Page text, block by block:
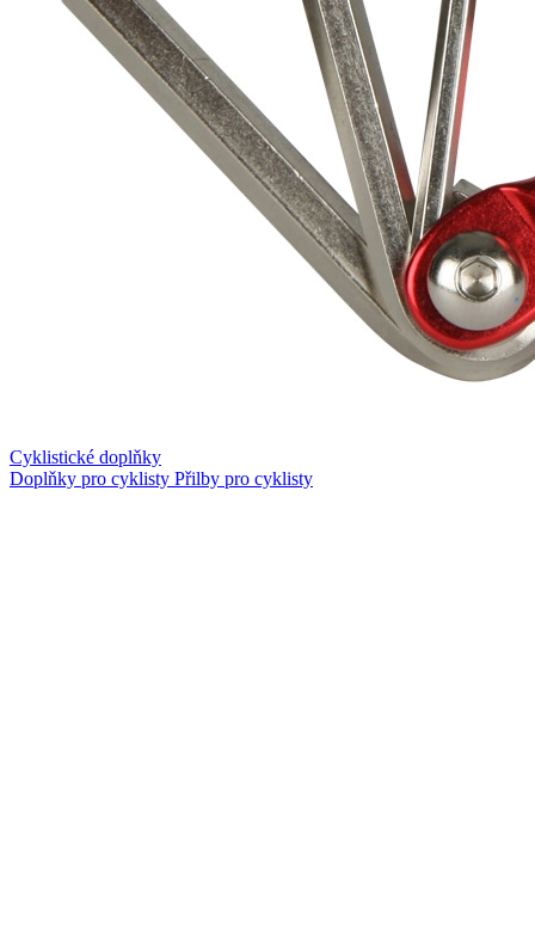
Cyklistické doplňky
Doplňky pro cyklisty Přilby pro cyklisty